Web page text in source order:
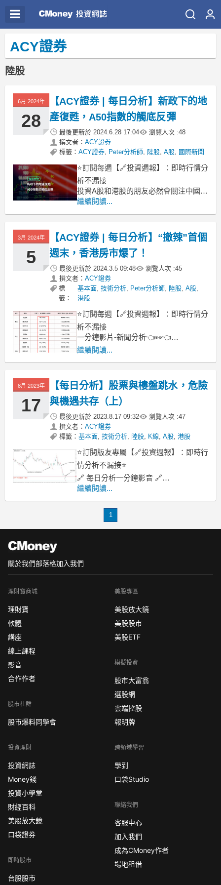
ACY證券
陸股
6月 2024年
28
【ACY證券 | 每日分析】新政下的地
產復甦，A50指數的觸底反彈
最後更新於 2024.6.28 17:04 瀏覽人次 :48
撰文者： ACY證券
標籤： ACY證券, Peter分析師, 陸股, A股, 國際新聞
⭐訂閱每週【🔗投資週報】：即時行情分
析不漏接
投資A股和港股的朋友必然會關注中國房
地產的表現，尤其在5月中旬的新政發佈
反彈。
中國大陸房價月增長率
然而不巧的是，6月中旬發佈的房產數據
並沒有反映房市的回暖。畢竟新
繼續閱讀...
3月 2024年
5
【ACY證券 | 每日分析】“撤辣”首個
週末，香港房市爆了！
最後更新於 2024.3.5 09:48 瀏覽人次 :45
撰文者： ACY證券
標
籤：
基本面, 技術分析, Peter分析師, 陸股, A股,
港股
⭐訂閱每週【🔗投資週報】：即時行情分
析不漏接
一分鐘影片-新聞分析👈👀👈
“撤辣”在粵語裡就是“撤掉辣招”，而辣招
香港一直都是全球房價最高的地區之
一，房價與收入的比例僅次於大陸一線
城市。
繼續閱讀...
8月 2023年
17
【每日分析】股票與樓盤跳水，危險
與機遇共存（上）
最後更新於 2023.8.17 09:32 瀏覽人次 :47
撰文者： ACY證券
標籤： 基本面, 技術分析, 陸股, K線, A股, 港股
⭐訂閱版友專屬【🔗投資週報】：即時行
情分析不漏接⭐
🔗 每日分析一分鐘影音 🔗
用“跳水”這兩個字來形容這兩天的中國股
其中房地產、保險、券商以及金融服務
等板塊跌幅最大。不難看出，市場的拋
售主要是圍繞房地產在做文章。的確，
繼續閱讀...
1
關於我們部落格加入我們
理財寶商城
理財寶
軟體
講座
線上課程
影音
合作作者
股市社群
股市爆料同學會
投資理財
投資網誌
Money錢
投資小學堂
財經百科
美股放大鏡
口袋證券
即時股市
台股股市
美股專區
美股放大鏡
美股股市
美股ETF
模擬投資
股市大富翁
選股網
雲端控股
報明牌
跨領域學習
學到
口袋Studio
聯絡我們
客服中心
加入我們
成為CMoney作者
場地租借